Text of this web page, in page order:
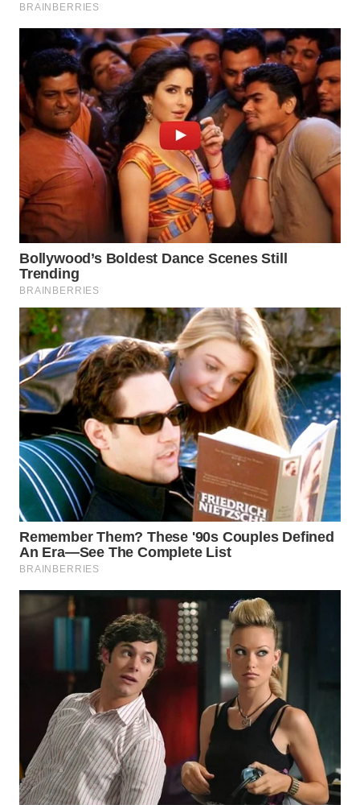
TAPANULI
SELATAN
WN
TANJUNG
LESUNG
WN
WN
SIMALUNGUN
WN
LABUHANBATU
WN
TAPANULI
TENGAH
WN DELI
SERDANG
WN
TEBING
TINGGI
WN
PAKPAK
WN
KARAWANG
BEKASI
WN
BOGOR
WN
DEPOK